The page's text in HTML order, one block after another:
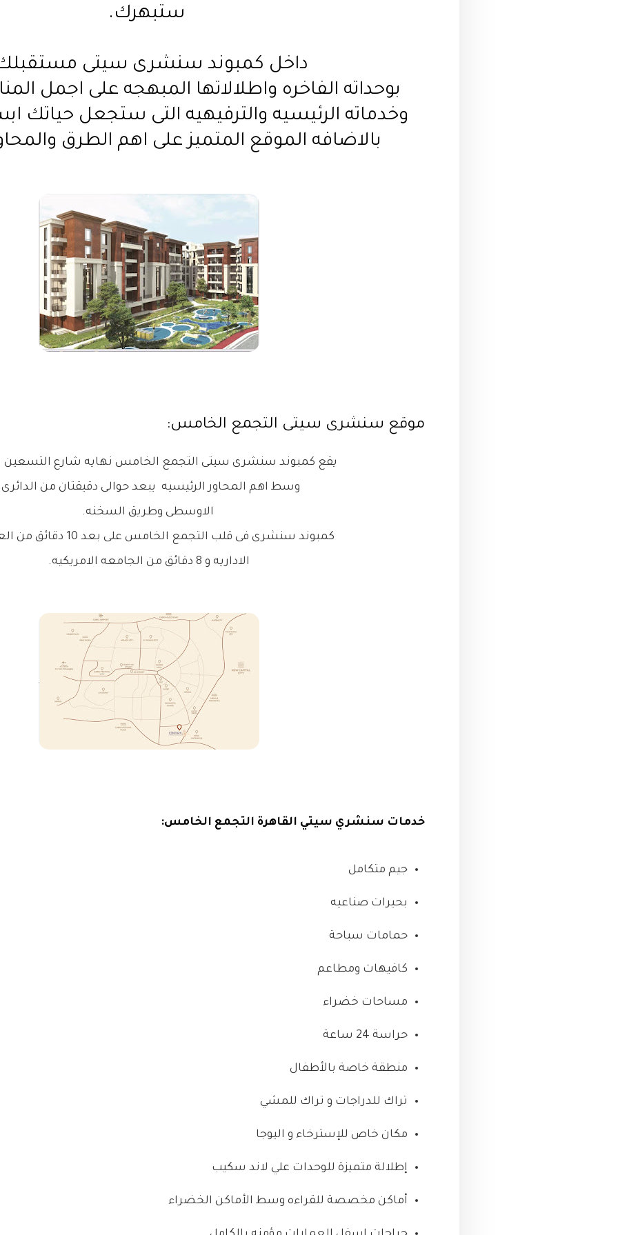
ستبهرك.
داخل كمبوند سنشرى سيتى
بوحداته الفاخره واطلالاتها المبهجه على اجمل
وخدماته الرئيسيه والترفيهيه التى ستجعل حياتك
بالاضافه الموقع المتميز على اهم الطرق
موقع سنشرى سيتى التجمع الخامس:
يقع كمبوند سنشرى سيتى التجمع الخامس نهايه شارع التسعين
وسط اهم المحاور الرئيسيه يبعد حوالى دقيقتان من الدائرى
الاوسطى وطريق السخنه.
كمبوند سنشرى فى قلب التجمع الخامس على بعد 10 دقائق من العاصمه
الاداريه و 8 دقائق من الجامعه الامريكيه.
خدمات سنشري سيتي القاهرة التجمع الخامس:
جيم متكامل
بحيرات صناعيه
حمامات سباحة
كافيهات ومطاعم
مساحات خضراء
حراسة 24 ساعة
منطقة خاصة بالأطفال
تراك للدراجات و تراك للمشي
مكان خاص للإسترخاء و اليوجا
إطلالة متميزة للوحدات علي لاند سكيب
أماكن مخصصة للقراءه وسط الأماكن الخضراء